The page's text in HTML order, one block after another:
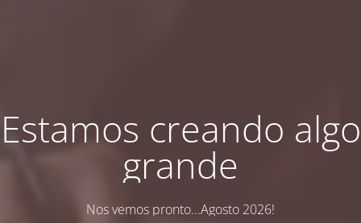
Estamos creando algo
grande
Nos vemos pronto...Agosto 2026!